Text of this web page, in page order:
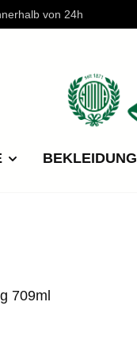
von 24h
BEKLEIDUNG